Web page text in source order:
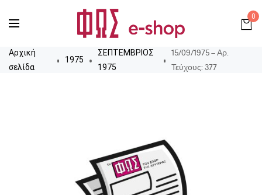
0
Αρχική
σελίδα
1975
ΣΕΠΤΕΜΒΡΙΟΣ
1975
15/09/1975 – Αρ.
Τεύχους: 377